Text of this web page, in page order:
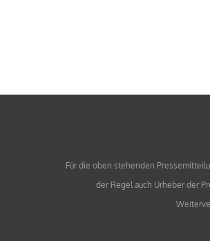
Für die oben stehenden
der Regel auch Urheber der